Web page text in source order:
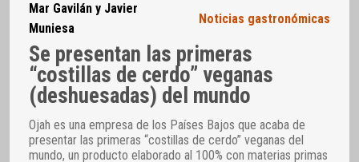
Mar Gavilán y Javier
Muniesa
Noticias gastronómicas
Se presentan las primeras
“costillas de cerdo” veganas
(deshuesadas) del mundo
Ojah es una empresa de los Países Bajos que acaba de
presentar las primeras “costillas de cerdo” veganas del
mundo, un producto elaborado al 100% con materias primas